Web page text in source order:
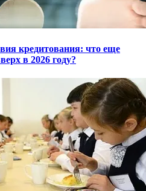
кредитования: что еще
в 2026 году?